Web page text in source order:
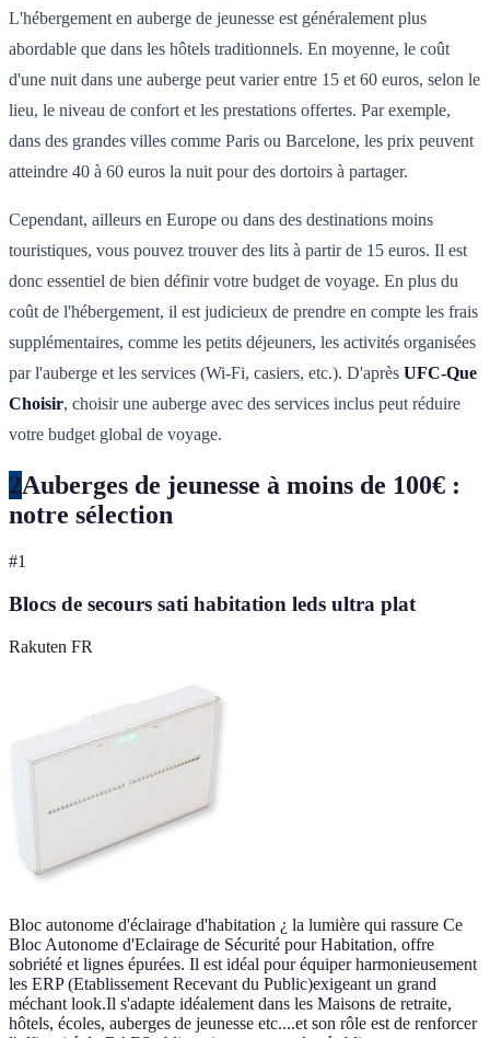
L'hébergement en auberge de jeunesse est généralement plus
abordable que dans les hôtels traditionnels. En moyenne, le coût
d'une nuit dans une auberge peut varier entre 15 et 60 euros, selon le
lieu, le niveau de confort et les prestations offertes. Par exemple,
dans des grandes villes comme Paris ou Barcelone, les prix peuvent
atteindre 40 à 60 euros la nuit pour des dortoirs à partager.
Cependant, ailleurs en Europe ou dans des destinations moins
touristiques, vous pouvez trouver des lits à partir de 15 euros. Il est
donc essentiel de bien définir votre budget de voyage. En plus du
coût de l'hébergement, il est judicieux de prendre en compte les frais
supplémentaires, comme les petits déjeuners, les activités organisées
par l'auberge et les services (Wi-Fi, casiers, etc.). D'après UFC-Que
Choisir, choisir une auberge avec des services inclus peut réduire
votre budget global de voyage.
2Auberges de jeunesse à moins de 100€ :
notre sélection
#1
Blocs de secours sati habitation leds ultra plat
Rakuten FR
Bloc autonome d'éclairage d'habitation ¿ la lumière qui rassure Ce
Bloc Autonome d'Eclairage de Sécurité pour Habitation, offre
sobriété et lignes épurées. Il est idéal pour équiper harmonieusement
les ERP (Etablissement Recevant du Public)exigeant un grand
méchant look.Il s'adapte idéalement dans les Maisons de retraite,
hôtels, écoles, auberges de jeunesse etc....et son rôle est de renforcer